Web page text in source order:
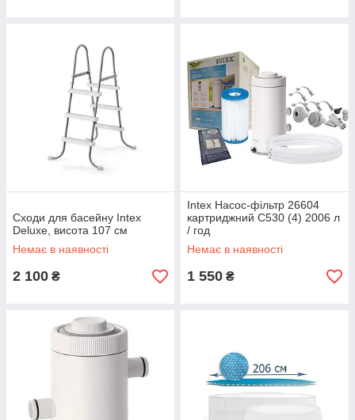
Сходи для басейну Intex
Deluxe, висота 107 см
Немає в наявності
2 100 ₴
Intex Насос-фільтр 26604
картриджний C530 (4) 2006 л
/ год
Немає в наявності
1 550 ₴